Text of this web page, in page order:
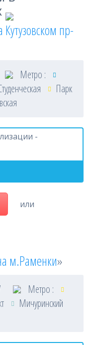
пр-
Метро :
Парк
-
или
м.Раменки»
Метро :
Мичуринский